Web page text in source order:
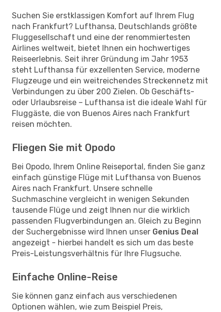
Suchen Sie erstklassigen Komfort auf Ihrem Flug
nach Frankfurt? Lufthansa, Deutschlands größte
Fluggesellschaft und eine der renommiertesten
Airlines weltweit, bietet Ihnen ein hochwertiges
Reiseerlebnis. Seit ihrer Gründung im Jahr 1953
steht Lufthansa für exzellenten Service, moderne
Flugzeuge und ein weitreichendes Streckennetz mit
Verbindungen zu über 200 Zielen. Ob Geschäfts-
oder Urlaubsreise – Lufthansa ist die ideale Wahl für
Fluggäste, die von Buenos Aires nach Frankfurt
reisen möchten.
Fliegen Sie mit Opodo
Bei Opodo, Ihrem Online Reiseportal, finden Sie ganz
einfach günstige Flüge mit Lufthansa von Buenos
Aires nach Frankfurt. Unsere schnelle
Suchmaschine vergleicht in wenigen Sekunden
tausende Flüge und zeigt Ihnen nur die wirklich
passenden Flugverbindungen an. Gleich zu Beginn
der Suchergebnisse wird Ihnen unser Genius Deal
angezeigt - hierbei handelt es sich um das beste
Preis-Leistungsverhältnis für Ihre Flugsuche.
Einfache Online-Reise
Sie können ganz einfach aus verschiedenen
Optionen wählen, wie zum Beispiel Preis,